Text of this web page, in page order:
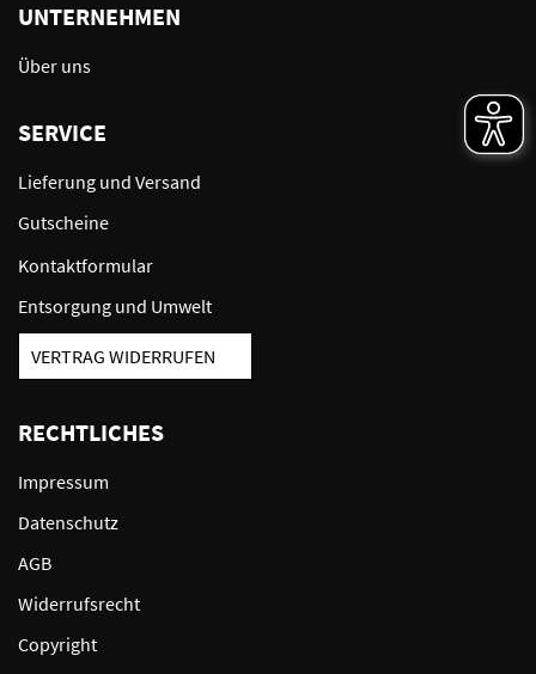
UNTERNEHMEN
Über uns
SERVICE
Lieferung und Versand
Gutscheine
Kontaktformular
Entsorgung und Umwelt
VERTRAG WIDERRUFEN
RECHTLICHES
Impressum
Datenschutz
AGB
Widerrufsrecht
Copyright